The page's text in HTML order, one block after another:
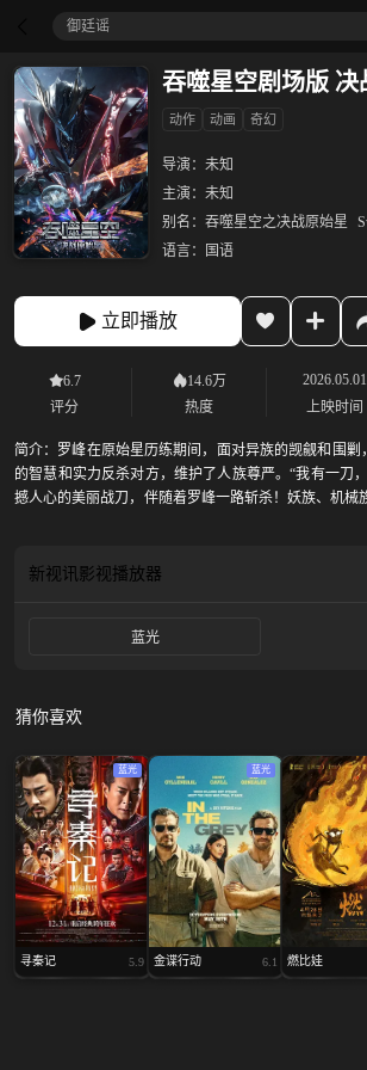
御廷谣‎
吞噬星空剧场版 决
动作 动画 奇幻
导演： 未知
主演： 未知
别名： 吞噬星空之决战原始星
语言：
国语
立即播放
6.7
评分
14.6万
热度
2026.05.01
上映时间
简介： 罗峰在原始星历练期间，面对异族的觊觎和围剿
的智慧和实力反杀对方，维护了人族尊严。“我有一刀
撼人心的美丽战刀，伴随着罗峰一路斩杀！妖族、机械
新视讯影视播放器
蓝光
猜你喜欢
蓝光
寻秦记 5.9
蓝光
金谍行动 6.1 燃比娃